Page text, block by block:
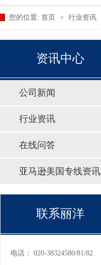
您的位置: 首页 > 行业资讯
资讯中心
公司新闻
行业资讯
在线问答
亚马逊美国专线资讯
联系丽洋
电话： 020-38324580/81/82